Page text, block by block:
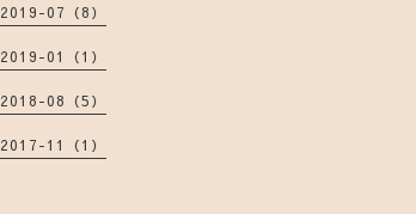
2019-07（8）
2019-01（1）
2018-08（5）
2017-11（1）